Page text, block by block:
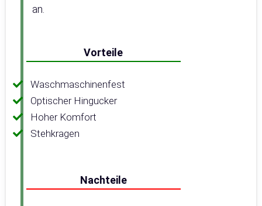
an.
Vorteile
Waschmaschinenfest
Optischer Hingucker
Hoher Komfort
Stehkragen
Nachteile